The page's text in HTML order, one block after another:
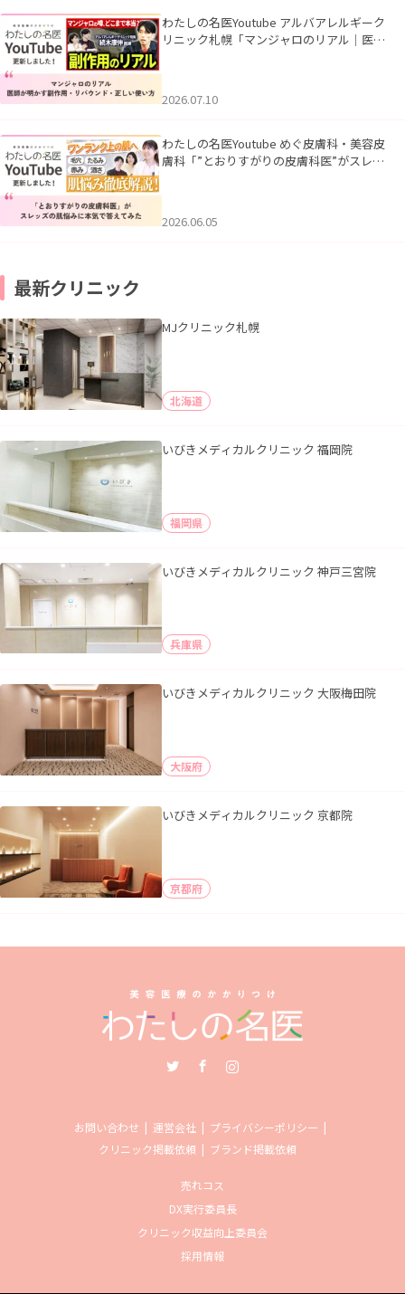
わたしの名医Youtube アルバアレルギーク
リニック札幌「マンジャロのリアル｜医師
2026.07.10
わたしの名医Youtube めぐ皮膚科・美容皮
膚科「”とおりすがりの皮膚科医”がスレッ
2026.06.05
最新クリニック
MJクリニック札幌
北海道
いびきメディカルクリニック 福岡院
福岡県
いびきメディカルクリニック 神戸三宮院
兵庫県
いびきメディカルクリニック 大阪梅田院
大阪府
いびきメディカルクリニック 京都院
京都府
お問い合わせ 運営会社
プライバシーポリシー
クリニック掲載依頼
ブランド掲載依頼
売れコス
DX実行委員長
クリニック収益向上委員会
採用情報